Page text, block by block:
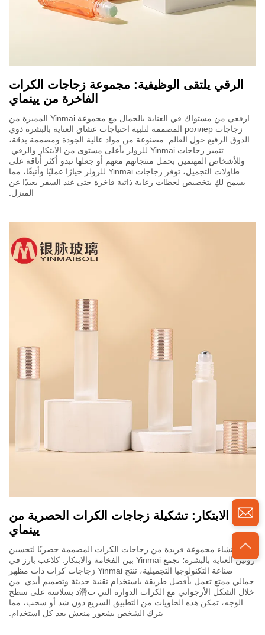
الرقي يلتقى الوظيفية: مجموعة زجاجات الكرات
الفاخرة من يينماي
ارفعي من مستواك في العناية بالجمال مع مجموعة Yinmai المميزة من
زجاجات роллер المصممة لتلبية احتياجات عشاق العناية بالبشرة ذوي
الذوق الرفيع حول العالم. مصنوعة من مواد عالية الجودة ومصممة بدقة،
تتميز زجاجات Yinmai للرولر بأعلى مستوى من الابتكار والرقي.
وللأشخاص المهتمين بحمل منتجاتهم معهم أو جعلها تبدو أكثر أناقة على
طاولات التجميل، توفر زجاجات Yinmai للرولر خيارًا عمليًا وأنيقًا، مما
يسمح لكِ بتخصيص لحظات رعاية ذاتية فاخرة حتى عند السفر بعيدًا عن
المنزل.
رمز الابتكار: تشكيلة زجاجات الكرات الحصرية من
يينماي
في إنشاء مجموعة فريدة من زجاجات الكرات المصممة حصريًا لتحسين
روتين العناية بالبشرة؛ تجمع Yinmai بين الفخامة والابتكار. كلاعب بارز في
صناعة التكنولوجيا التجميلية، تنتج Yinmai زجاجات كرات ذات مظهر
جمالي ممتع تعمل بأفضل طريقة باستخدام تقنية حديثة وتصميم أبدي. من
خلال الشكل الأرجواني مع الكرات الدوارة التي ت滑د بسلاسة على سطح
الوجه، تمكن هذه الحاويات من التطبيق السريع دون شد أو سحب، مما
يترك الشخص بشعور منعش بعد كل استخدام.